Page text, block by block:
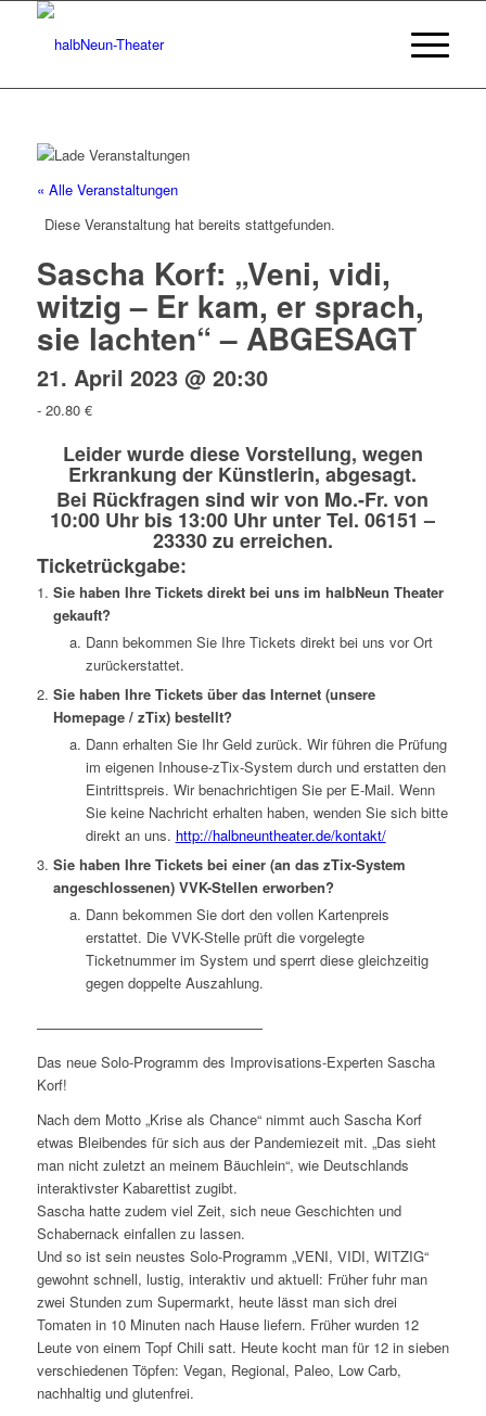
« Alle Veranstaltungen
Diese Veranstaltung hat bereits stattgefunden.
Sascha Korf: „Veni, vidi,
witzig – Er kam, er sprach,
sie lachten“ – ABGESAGT
21. April 2023 @ 20:30
- 20.80 €
Leider wurde diese Vorstellung, wegen
Erkrankung der Künstlerin, abgesagt.
Bei Rückfragen sind wir von Mo.-Fr. von
10:00 Uhr bis 13:00 Uhr unter Tel. 06151 –
23330 zu erreichen.
Ticketrückgabe:
Sie haben Ihre Tickets direkt bei uns im halbNeun Theater
gekauft?
Dann bekommen Sie Ihre Tickets direkt bei uns vor Ort
zurückerstattet.
Sie haben Ihre Tickets über das Internet (unsere
Homepage / zTix) bestellt?
Dann erhalten Sie Ihr Geld zurück. Wir führen die Prüfung
im eigenen Inhouse-zTix-System durch und erstatten den
Eintrittspreis. Wir benachrichtigen Sie per E-Mail. Wenn
Sie keine Nachricht erhalten haben, wenden Sie sich bitte
direkt an uns. http://halbneuntheater.de/kontakt/
Sie haben Ihre Tickets bei einer (an das zTix-System
angeschlossenen) VVK-Stellen erworben?
Dann bekommen Sie dort den vollen Kartenpreis
erstattet. Die VVK-Stelle prüft die vorgelegte
Ticketnummer im System und sperrt diese gleichzeitig
gegen doppelte Auszahlung.
————————————————
Das neue Solo-Programm des Improvisations-Experten Sascha
Korf!
Nach dem Motto „Krise als Chance“ nimmt auch Sascha Korf
etwas Bleibendes für sich aus der Pandemiezeit mit. „Das sieht
man nicht zuletzt an meinem Bäuchlein“, wie Deutschlands
interaktivster Kabarettist zugibt.
Sascha hatte zudem viel Zeit, sich neue Geschichten und
Schabernack einfallen zu lassen.
Und so ist sein neustes Solo-Programm „VENI, VIDI, WITZIG“
gewohnt schnell, lustig, interaktiv und aktuell: Früher fuhr man
zwei Stunden zum Supermarkt, heute lässt man sich drei
Tomaten in 10 Minuten nach Hause liefern. Früher wurden 12
Leute von einem Topf Chili satt. Heute kocht man für 12 in sieben
verschiedenen Töpfen: Vegan, Regional, Paleo, Low Carb,
nachhaltig und glutenfrei.